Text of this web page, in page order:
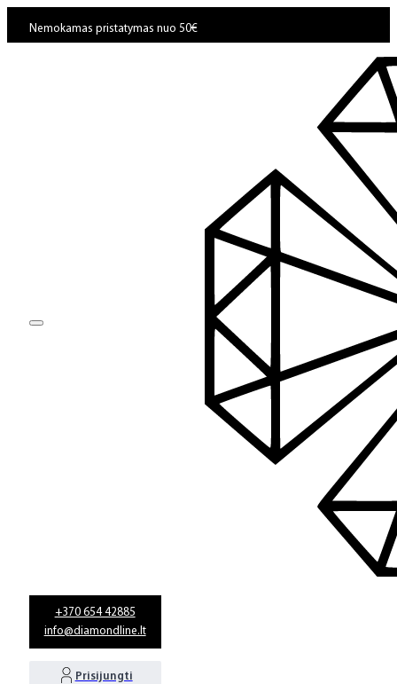
Nemokamas pristatymas nuo 50€
+370 654 42885
info@diamondline.lt
Prisijungti